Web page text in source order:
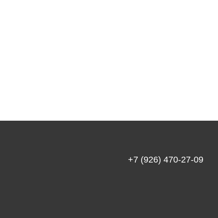
+7 (926) 470-27-09